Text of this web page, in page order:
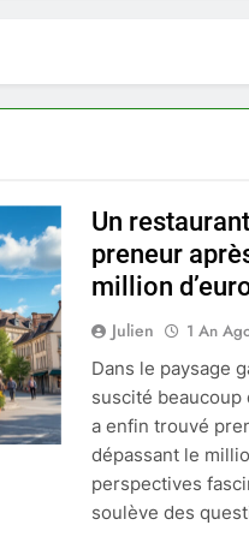
Un
preneur
million
Julien 1 An
Dans le paysage
suscité beaucoup
a enfin trouvé
dépassant le
perspectives
soulève des